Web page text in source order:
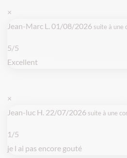
×
Jean-Marc L.01/08/2026 suite à une
5/5
Excellent
×
Jean-luc H. 22/07/2026 suite à une
1/5
je l ai pas encore gouté